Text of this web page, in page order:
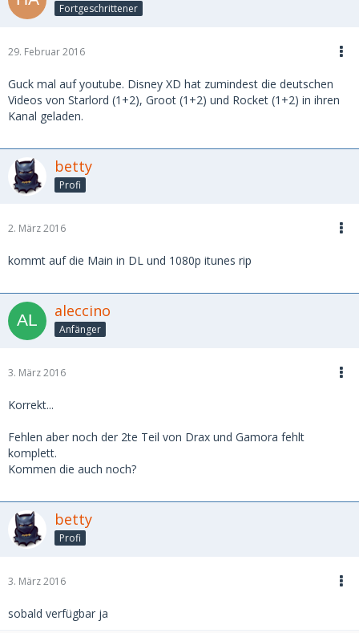
Fortgeschrittener
29. Februar 2016
Guck mal auf youtube. Disney XD hat zumindest die deutschen
Videos von Starlord (1+2), Groot (1+2) und Rocket (1+2) in ihren
Kanal geladen.
betty
Profi
2. März 2016
kommt auf die Main in DL und 1080p itunes rip
aleccino
Anfänger
3. März 2016
Korrekt...
Fehlen aber noch der 2te Teil von Drax und Gamora fehlt
komplett.
Kommen die auch noch?
betty
Profi
3. März 2016
sobald verfügbar ja